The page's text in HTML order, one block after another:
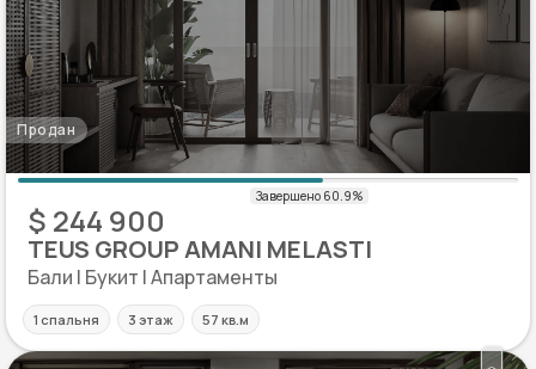
Продан
$ 244 900
TEUS GROUP AMANI MELASTI
Бали | Букит | Апартаменты
1 спальня 3 этаж 57 кв.м